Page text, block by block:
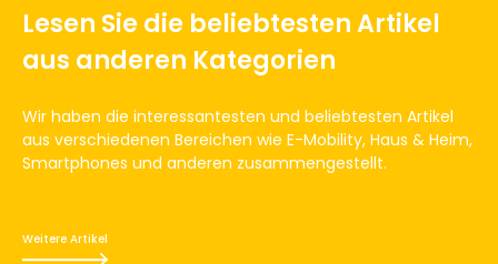
Lesen Sie die beliebtesten Artikel
aus anderen Kategorien
Wir haben die interessantesten und beliebtesten Artikel
aus verschiedenen Bereichen wie E-Mobility, Haus & Heim,
Smartphones und anderen zusammengestellt.
Weitere Artikel